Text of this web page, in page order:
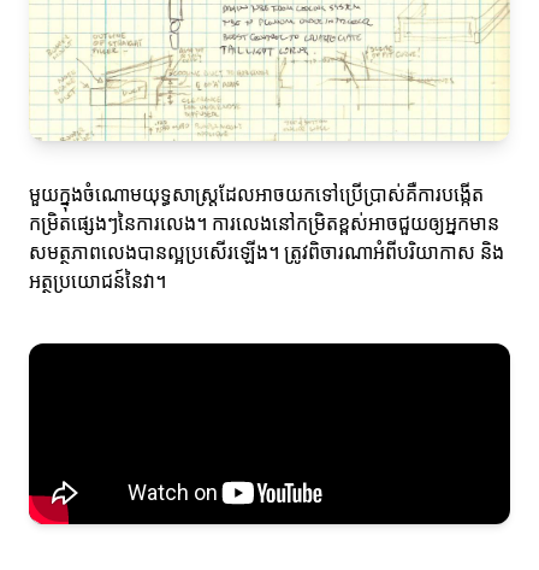
មួយក្នុងចំណោមយុទ្ធសាស្ត្រដែលអាចយកទៅប្រើប្រាស់គឺការបង្កើត
កម្រិតផ្សេងៗនៃការលេង។ ការលេងនៅកម្រិតខ្ពស់អាចជួយឲ្យអ្នកមាន
សមត្ថភាពលេងបានល្អប្រសើរឡើង។ ត្រូវពិចារណាអំពីបរិយាកាស និង
អត្ថប្រយោជន៍នៃវា។